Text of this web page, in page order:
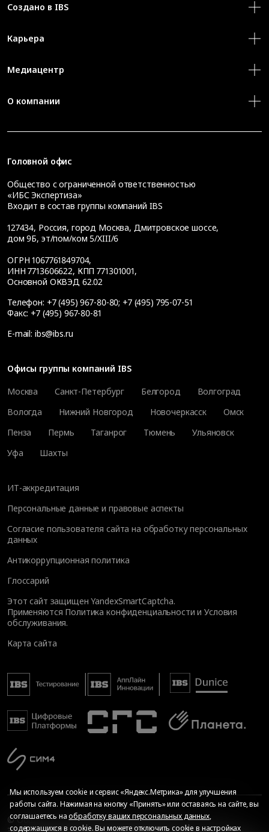
Создано в IBS
Карьера
Медиацентр
О компании
Головной офис
Общество с ограниченной ответственностью
«ИБС Экспертиза»
Входит в состав группы компаний IBS
127434, Россия, город Москва, Дмитровское шоссе,
дом 9Б, эт/пом/ком 5/XIII/6
ОГРН 1067761849704,
ИНН 7713606622, КПП 771301001,
Основной ОКВЭД 62.02
Телефон: +7 (495) 967-80-80; +7 (495) 795-07-51
Факс: +7 (495) 967-80-81
E-mail: ibs@ibs.ru
Офисы группы компаний IBS
Москва
Санкт-Петербург Белгород
Волгоград
Вологда
Нижний Новгород Новочеркасск
Омск
Пенза
Пермь Таганрог Тюмень
Ульяновск
Уфа
Шахты
ИТ-аккредитация
Персональные данные и правовые аспекты
Согласие пользователя сайта на обработку персональных
данных
Антикоррупционная политика
Глоссарий
Этот сайт защищен YandexSmartCaptcha.
Применяются Политика конфиденциальности иУсловия
обслуживания.
Карта сайта
© Общество с ограниченной ответственностью «ИБС
Мы используем cookie и сервис «Яндекс.Метрика» для улучшения
работы сайта. Нажимая на кнопку «Принять» или оставаясь на сайте, вы
соглашаетесь наобработку ваших персональных данных,
содержащихся в cookie. Вы можете отключить cookie в настройках